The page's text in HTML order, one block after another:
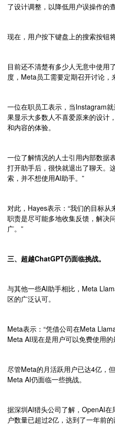
了设计调整，以降低用户误操作的查
现在，用户按下键盘上的搜索按钮
目前还不清楚有多少人无意中使用
度，Meta员工需要定期召开讨论，
一位在职员工表示，当Instagram
果显示大多数人不喜爱原来的设计
和内容的体验。
一位了解情况的人士引用内部数据
打开助手后，很快就退出了聊天。
索，并不想使用AI助手。”
对此，Hayes表示：“我们的目标
职责是尽可能多地收集反馈，解决
广。”
三、超越ChatGPT仍面临挑战。
与其他一些AI助手相比，Meta
区的广泛认可。
Meta表示：“凭借公司在Meta
Meta AI现在是用户可以免费使用
尽管Meta的月活跃用户已达4亿，
Meta AI仍面临一些挑战。
据深圳AI猎头公司了解，OpenAI
户数量已超过2亿，达到了一年前的